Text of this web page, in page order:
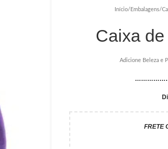
Início/ Embalagens/
Caixa
Adicione Beleza e
FRETE